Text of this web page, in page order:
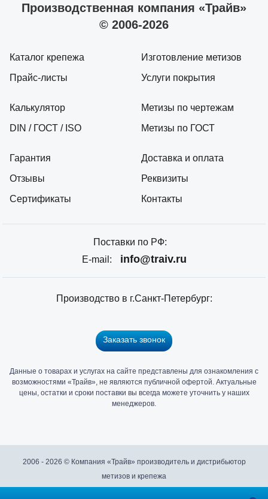
Производственная компания «Трайв»
© 2006-2026
Каталог крепежа
Прайс-листы
Калькулятор
DIN / ГОСТ / ISO
Гарантия
Отзывы
Сертификаты
Изготовление метизов
Услуги покрытия
Метизы по чертежам
Метизы по ГОСТ
Доставка и оплата
Реквизиты
Контакты
Поставки по РФ:
E-mail:
info@traiv.ru
Производство в г.Санкт-Петербург:
Заказать звонок
Данные о товарах и услугах на сайте представлены для ознакомления с
возможностями «Трайв», не являются публичной офертой. Актуальные
цены, остатки и сроки поставки вы всегда можете уточнить у наших
менеджеров.
Главный
в
Санкт-
2006 - 2026 © Компания «Трайв» производитель и дистрибьютор
метизов и крепежа